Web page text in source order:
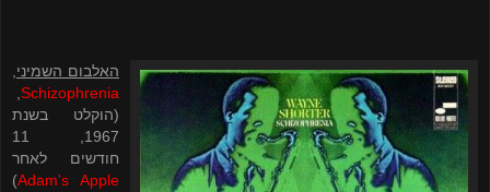
האלבום השמיני
Schizophrenia
(הוקלט בשנת
1967, 11
חודשים לאחר
Adam's Apple
)